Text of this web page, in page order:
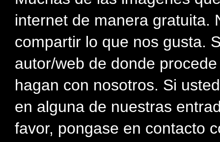
internet de manera gratuita.
compartir lo que nos gusta.
autor/web de donde
hagan con nosotros. Si
en alguna de nuestras
favor, pongase en contacto